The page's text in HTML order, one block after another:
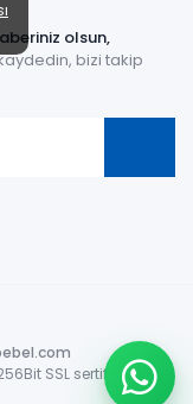
olsun,
bizi takip
SSL sertifikası ile